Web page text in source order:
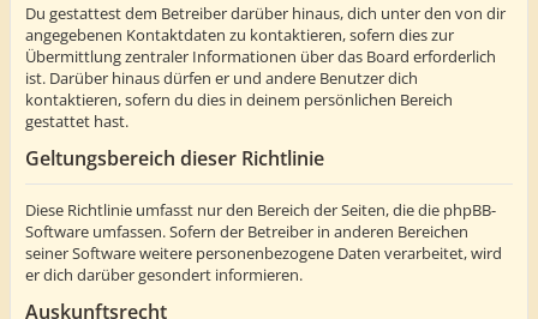
Du gestattest dem Betreiber darüber hinaus, dich unter den von dir
angegebenen Kontaktdaten zu kontaktieren, sofern dies zur
Übermittlung zentraler Informationen über das Board erforderlich
ist. Darüber hinaus dürfen er und andere Benutzer dich
kontaktieren, sofern du dies in deinem persönlichen Bereich
gestattet hast.
Geltungsbereich dieser Richtlinie
Diese Richtlinie umfasst nur den Bereich der Seiten, die die phpBB-
Software umfassen. Sofern der Betreiber in anderen Bereichen
seiner Software weitere personenbezogene Daten verarbeitet, wird
er dich darüber gesondert informieren.
Auskunftsrecht